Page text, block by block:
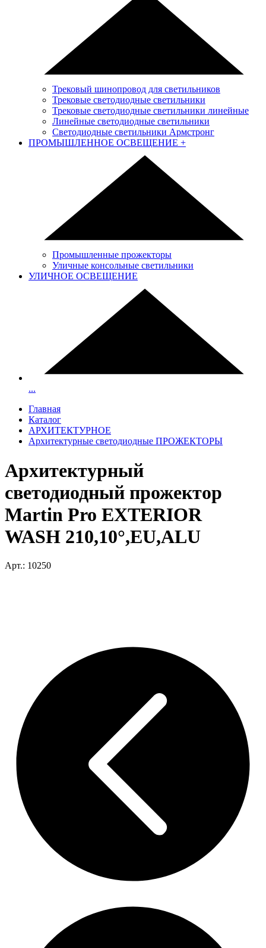
Трековый шинопровод для светильников
Трековые светодиодные светильники
Трековые светодиодные светильники линейные
Линейные светодиодные светильники
Светодиодные светильники Армстронг
ПРОМЫШЛЕННОЕ ОСВЕЩЕНИЕ +
Промышленные прожекторы
Уличные консольные светильники
УЛИЧНОЕ ОСВЕЩЕНИЕ
...
Главная
Каталог
АРХИТЕКТУРНОЕ
Архитектурные светодиодные ПРОЖЕКТОРЫ
Архитектурный
светодиодный прожектор
Martin Pro EXTERIOR
WASH 210,10°,EU,ALU
Арт.: 10250